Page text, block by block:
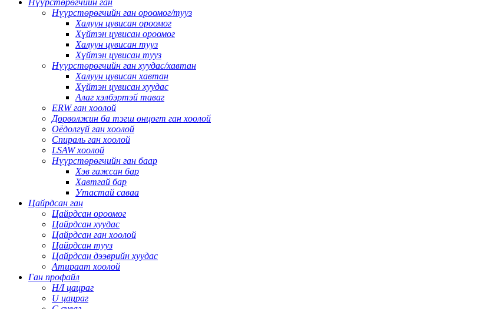
Нүүрстөрөгчийн ган ороомог/тууз
Халуун цувисан ороомог
Хүйтэн цувисан ороомог
Халуун цувисан тууз
Хүйтэн цувисан тууз
Нүүрстөрөгчийн ган хуудас/хавтан
Халуун цувисан хавтан
Хүйтэн цувисан хуудас
Алаг хэлбэртэй таваг
ERW ган хоолой
Дөрвөлжин ба тэгш өнцөгт ган хоолой
Оёдолгүй ган хоолой
Спираль ган хоолой
LSAW хоолой
Нүүрстөрөгчийн ган баар
Хэв гажсан бар
Хавтгай бар
Утастай саваа
Цайрдсан ган
Цайрдсан ороомог
Цайрдсан хуудас
Цайрдсан ган хоолой
Цайрдсан тууз
Цайрдсан дээврийн хуудас
Атираат хоолой
Ган профайл
H/I цацраг
U цацраг